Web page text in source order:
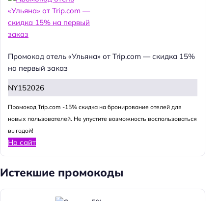
Промокод отель «Ульяна» от Trip.com — скидка 15%
на первый заказ
NY152026
Промокод Trip.com -15% скидка на бронирование отелей для
новых пользователей. Не упустите возможность воспользоваться
выгодой!
На сайт
Истекшие промокоды